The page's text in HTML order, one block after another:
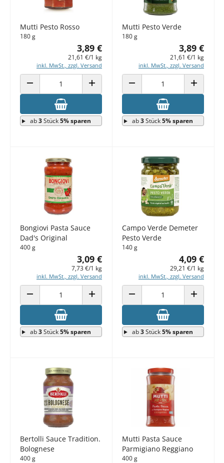
Mutti Pesto Rosso
180 g
3,89 €
21,61 €/1 kg
inkl. MwSt., zzgl. Versand
ANZAHL VERRINGERN ANZAHL ERHÖHEN
ab3Stück5% sparen
Mutti Pesto Verde
180 g
3,89 €
21,61 €/1 kg
inkl. MwSt., zzgl. Versand
ANZAHL VERRINGERN ANZAHL
ab3Stück5% sparen
Bongiovi Pasta Sauce
Dad's Original
400 g
3,09 €
7,73 €/1 kg
inkl. MwSt., zzgl. Versand
ANZAHL VERRINGERN ANZAHL ERHÖHEN
ab3Stück5% sparen
Campo Verde Demeter
Pesto Verde
140 g
4,09 €
29,21 €/1 kg
inkl. MwSt., zzgl. Versand
ANZAHL VERRINGERN ANZAHL
ab3Stück5% sparen
Bertolli Sauce Tradition.
Bolognese
400 g
Mutti Pasta Sauce
Parmigiano Reggiano
400 g